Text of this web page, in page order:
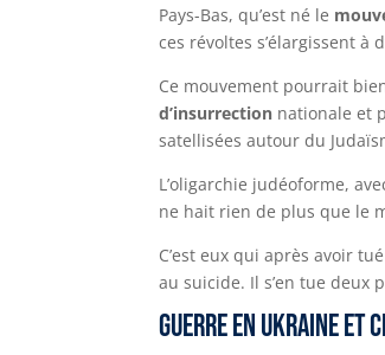
Pays-Bas, qu’est né le
ces révoltes s’élargissent à
Ce mouvement pourrait
d’insurrection nationale et
satellisées autour du
L’oligarchie judéoforme,
ne hait rien de plus que le
C’est eux qui après avoir
au suicide. Il s’en tue deux
Guerre en Ukraine et